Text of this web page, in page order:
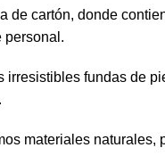
de cartón, donde
personal.
irresistibles fundas de
materiales naturales,